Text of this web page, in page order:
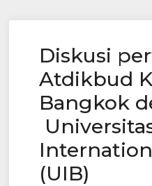
Diskusi
Atdikbud
Bangkok
(UIB)